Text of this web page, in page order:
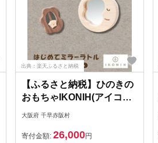
出典：楽天ふるさと納税
【ふるさと納税】ひのきの
おもちゃIKONIH(アイコニ
ー)の知育玩具 はじめてミ
大阪府 千早赤阪村
寄付金額: 26,000円